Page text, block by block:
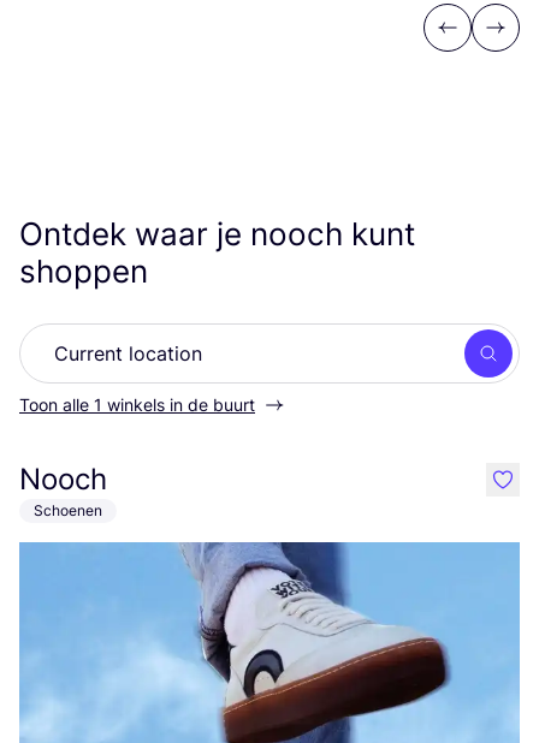
Previous
Next
Ontdek waar je nooch kunt
shoppen
Zoek
Toon alle 1 winkels in de buurt
Nooch
Schoenen
like